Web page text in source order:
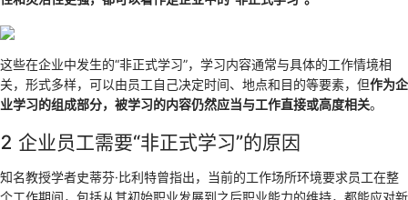
这些在企业中发生的“非正式学习”，学习内容通常与具体的工作情境相
关，形式多样，可以由员工自己决定时间、地点和目的等要素，但作为企
业学习的组成部分，被学习的内容仍然应当与工作直接或高度相关。
2 企业员工需要“非正式学习”的原因
知名教授学者史蒂芬·比利特曾指出，当前的工作场所环境要求员工在整
个工作期间，包括从其初始职业发展到之后职业能力的维持，都能应对新